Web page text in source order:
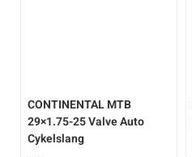
CONTINENTALMTB
29×1.75-25 Valve Auto
Cykelslang